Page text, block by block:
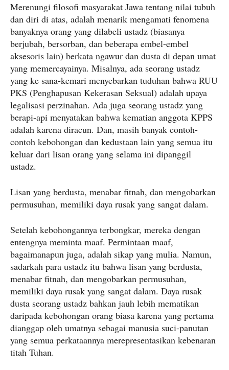
Merenungi filosofi masyarakat Jawa tentang nilai tubuh
dan diri di atas, adalah menarik mengamati fenomena
banyaknya orang yang dilabeli ustadz (biasanya
berjubah, bersorban, dan beberapa embel-embel
aksesoris lain) berkata ngawur dan dusta di depan umat
yang memercayainya. Misalnya, ada seorang ustadz
yang ke sana-kemari menyebarkan tuduhan bahwa RUU
PKS (Penghapusan Kekerasan Seksual) adalah upaya
legalisasi perzinahan. Ada juga seorang ustadz yang
berapi-api menyatakan bahwa kematian anggota KPPS
adalah karena diracun. Dan, masih banyak contoh-
contoh kebohongan dan kedustaan lain yang semua itu
keluar dari lisan orang yang selama ini dipanggil
ustadz.
Lisan yang berdusta, menabar fitnah, dan mengobarkan
permusuhan, memiliki daya rusak yang sangat dalam.
Setelah kebohongannya terbongkar, mereka dengan
entengnya meminta maaf. Permintaan maaf,
bagaimanapun juga, adalah sikap yang mulia. Namun,
sadarkah para ustadz itu bahwa lisan yang berdusta,
menabar fitnah, dan mengobarkan permusuhan,
memiliki daya rusak yang sangat dalam. Daya rusak
dusta seorang ustadz bahkan jauh lebih mematikan
daripada kebohongan orang biasa karena yang pertama
dianggap oleh umatnya sebagai manusia suci-panutan
yang semua perkataannya merepresentasikan kebenaran
titah Tuhan.